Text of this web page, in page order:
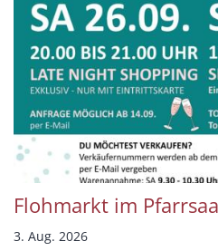
Flohmarkt im
3. Aug. 2026